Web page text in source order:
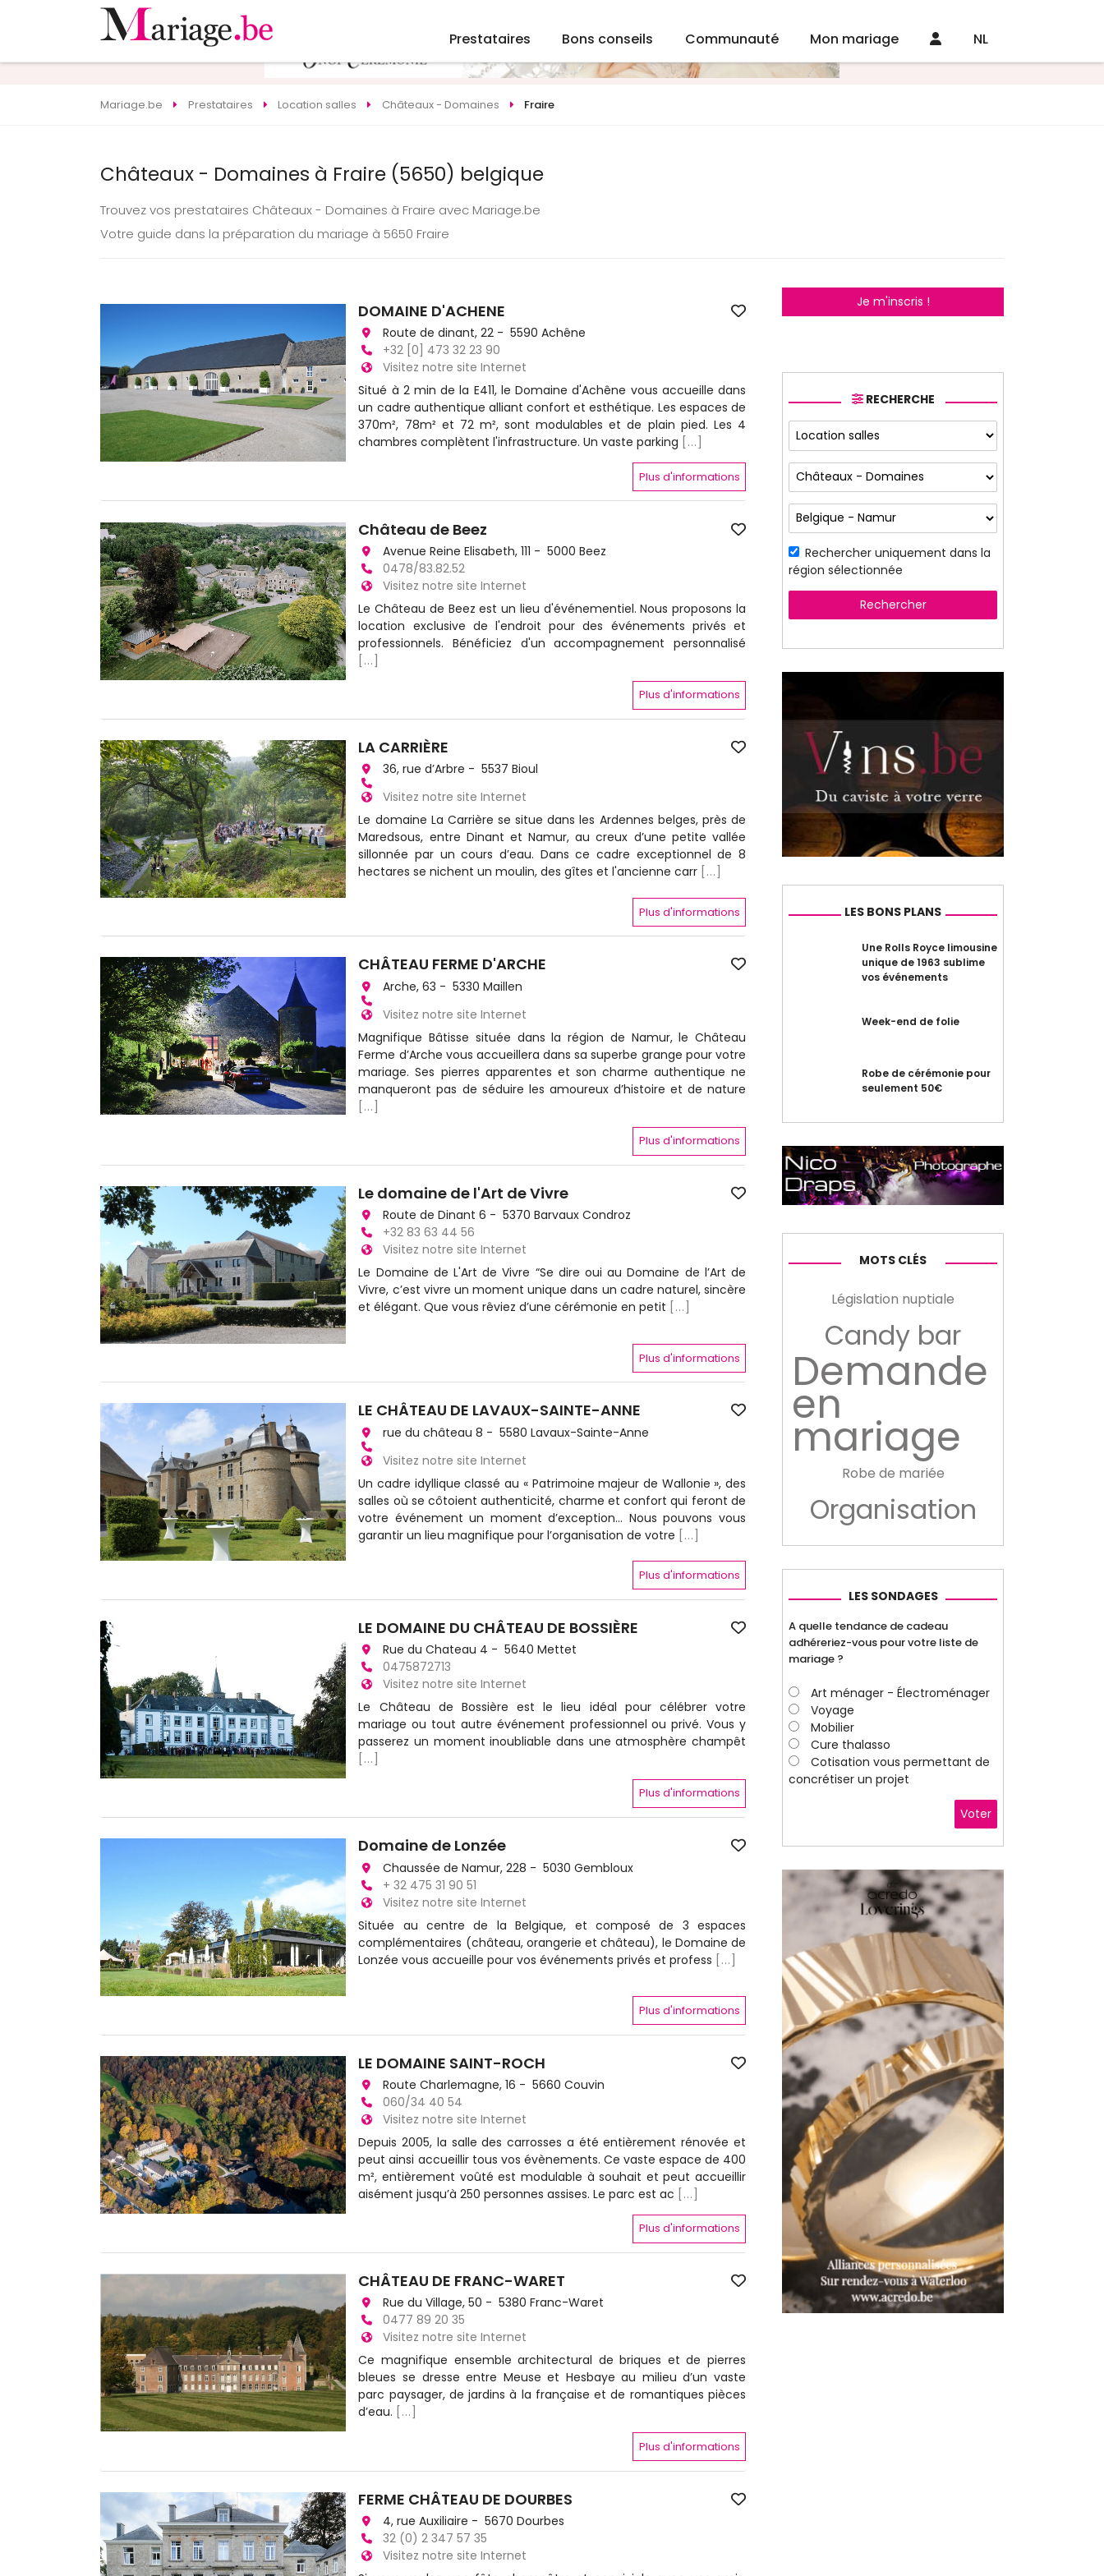
Prestataires Bons conseils Communauté Mon mariage NL
Mariage.be Prestataires Location salles Châteaux - Domaines Fraire
Châteaux - Domaines à Fraire (5650) belgique
Trouvez vos prestataires Châteaux - Domaines à Fraire avec Mariage.be
Votre guide dans la préparation du mariage à 5650 Fraire
DOMAINE D'ACHENE
Route de dinant, 22 - 5590 Achêne
+32 [0] 473 32 23 90
Visitez notre site Internet
Situé à 2 min de la E411, le Domaine d'Achêne vous accueille dans
un cadre authentique alliant confort et esthétique. Les espaces de
370m², 78m² et 72 m², sont modulables et de plain pied. Les 4
chambres complètent l'infrastructure. Un vaste parking
[...]
Plus d'informations
Château de Beez
Avenue Reine Elisabeth, 111 - 5000 Beez
0478/83.82.52
Visitez notre site Internet
Le Château de Beez est un lieu d'événementiel. Nous proposons la
location exclusive de l'endroit pour des événements privés et
professionnels. Bénéficiez d'un accompagnement personnalisé
[...]
Plus d'informations
LA CARRIÈRE
36, rue d’Arbre - 5537 Bioul
Visitez notre site Internet
Le domaine La Carrière se situe dans les Ardennes belges, près de
Maredsous, entre Dinant et Namur, au creux d’une petite vallée
sillonnée par un cours d’eau. Dans ce cadre exceptionnel de 8
hectares se nichent un moulin, des gîtes et l'ancienne carr [...]
Plus d'informations
CHÂTEAU FERME D'ARCHE
Arche, 63 - 5330 Maillen
Visitez notre site Internet
Magnifique Bâtisse située dans la région de Namur, le Château
Ferme d’Arche vous accueillera dans sa superbe grange pour votre
mariage. Ses pierres apparentes et son charme authentique ne
manqueront pas de séduire les amoureux d’histoire et de nature
[...]
Plus d'informations
Le domaine de l'Art de Vivre
Route de Dinant 6 - 5370 Barvaux Condroz
+32 83 63 44 56
Visitez notre site Internet
Le Domaine de L'Art de Vivre “Se dire oui au Domaine de l’Art de
Vivre, c’est vivre un moment unique dans un cadre naturel, sincère
et élégant. Que vous rêviez d’une cérémonie en petit
[...]
Plus d'informations
LE CHÂTEAU DE LAVAUX-SAINTE-ANNE
rue du château 8 - 5580 Lavaux-Sainte-Anne
Visitez notre site Internet
Un cadre idyllique classé au « Patrimoine majeur de Wallonie », des
salles où se côtoient authenticité, charme et confort qui feront de
votre événement un moment d’exception… Nous pouvons vous
garantir un lieu magnifique pour l’organisation de votre [...]
Plus d'informations
LE DOMAINE DU CHÂTEAU DE BOSSIÈRE
Rue du Chateau 4 - 5640 Mettet
0475872713
Visitez notre site Internet
Le Château de Bossière est le lieu idéal pour célébrer votre
mariage ou tout autre événement professionnel ou privé. Vous y
passerez un moment inoubliable dans une atmosphère champêt
[...]
Plus d'informations
Domaine de Lonzée
Chaussée de Namur, 228 - 5030 Gembloux
+ 32 475 31 90 51
Visitez notre site Internet
Située au centre de la Belgique, et composé de 3 espaces
complémentaires (château, orangerie et château), le Domaine de
Lonzée vous accueille pour vos événements privés et profess [...]
Plus d'informations
LE DOMAINE SAINT-ROCH
Route Charlemagne, 16 - 5660 Couvin
060/34 40 54
Visitez notre site Internet
Depuis 2005, la salle des carrosses a été entièrement rénovée et
peut ainsi accueillir tous vos évènements. Ce vaste espace de 400
m², entièrement voûté est modulable à souhait et peut accueillir
aisément jusqu’à 250 personnes assises. Le parc est ac [...]
Plus d'informations
CHÂTEAU DE FRANC-WARET
Rue du Village, 50 - 5380 Franc-Waret
0477 89 20 35
Visitez notre site Internet
Ce magnifique ensemble architectural de briques et de pierres
bleues se dresse entre Meuse et Hesbaye au milieu d’un vaste
parc paysager, de jardins à la française et de romantiques pièces
d’eau.
[...]
Plus d'informations
FERME CHÂTEAU DE DOURBES
4, rue Auxiliaire - 5670 Dourbes
32 (0) 2 347 57 35
Visitez notre site Internet
Je m'inscris !
RECHERCHE
Rechercher uniquement dans la
région sélectionnée
Rechercher
LES BONS PLANS
Une Rolls Royce limousine
unique de 1963 sublime
vos événements
Week-end de folie
Robe de cérémonie pour
seulement 50€
MOTS CLÉS
Législation nuptiale
Candy bar
Demande
en
mariage
Robe de mariée
Organisation
LES SONDAGES
A quelle tendance de cadeau
adhéreriez-vous pour votre liste de
mariage ?
Art ménager - Électroménager
Voyage
Mobilier
Cure thalasso
Cotisation vous permettant de
concrétiser un projet
Voter